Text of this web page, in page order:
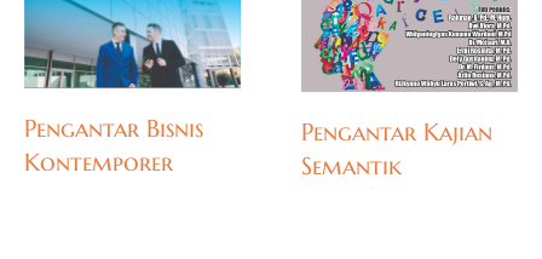
Pengantar Bisnis
Kontemporer
Pengantar Kajian
Semantik